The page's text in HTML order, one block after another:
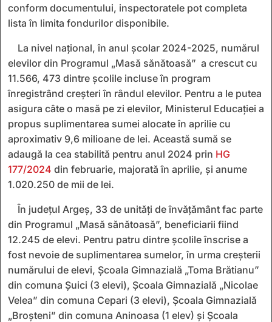
conform documentului, inspectoratele pot completa
lista în limita fondurilor disponibile.
La nivel național, în anul școlar 2024-2025, numărul
elevilor din Programul „Masă sănătoasă” a crescut cu
11.566, 473 dintre școlile incluse în program
înregistrând creșteri în rândul elevilor. Pentru a le putea
asigura câte o masă pe zi elevilor, Ministerul Educației a
propus suplimentarea sumei alocate în aprilie cu
aproximativ 9,6 milioane de lei. Această sumă se
adaugă la cea stabilită pentru anul 2024 prin HG
177/2024 din februarie, majorată în aprilie, și anume
1.020.250 de mii de lei.
În județul Argeș, 33 de unități de învățământ fac parte
din Programul „Masă sănătoasă”, beneficiarii fiind
12.245 de elevi. Pentru patru dintre școlile înscrise a
fost nevoie de suplimentarea sumelor, în urma creșterii
numărului de elevi, Școala Gimnazială „Toma Brătianu”
din comuna Șuici (3 elevi), Școala Gimnazială „Nicolae
Velea” din comuna Cepari (3 elevi), Școala Gimnazială
„Broșteni” din comuna Aninoasa (1 elev) și Școala